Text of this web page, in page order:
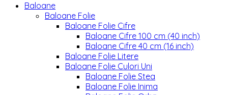
Baloane
Baloane Folie
Baloane Folie Cifre
Baloane Cifre 100 cm (40 inch)
Baloane Cifre 40 cm (16 inch)
Baloane Folie Litere
Baloane Folie Culori Uni
Baloane Folie Stea
Baloane Folie Inima